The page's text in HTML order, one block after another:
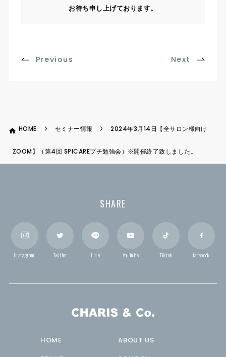
お待ち申し上げております。
Previous Next
HOME セミナー情報 2024年3月14日【全サロン様向け
ZOOM】（第4回 SPICAREプチ勉強会）※開催終了致しました。
SHARE
Instagram Twitter Line Youtube Tiktok facebook
HOME
ABOUT US